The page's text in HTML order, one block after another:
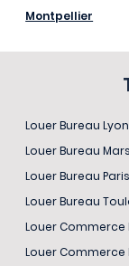
Montpellier
Louer Bureau Lyon
Louer Bureau
Louer Bureau Paris
Louer Bureau
Louer Commerce
Louer Commerce